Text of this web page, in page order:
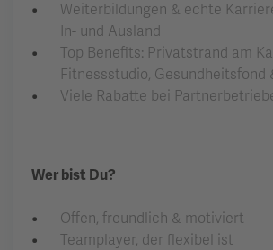
Weiterbildungen & echte
In- und Ausland
Top Benefits: Privatstrand am
Fitnessstudio, Gesundheitsfond
Viele Rabatte bei
Wer bist Du?
Offen, freundlich & motiviert
Teamplayer, der flexibel ist